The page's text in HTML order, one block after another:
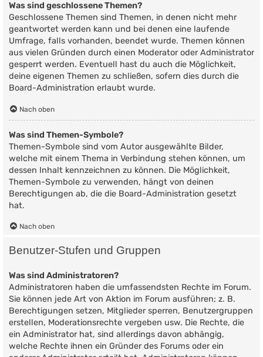
Was sind geschlossene Themen?
Geschlossene Themen sind Themen, in denen nicht mehr
geantwortet werden kann und bei denen eine laufende
Umfrage, falls vorhanden, beendet wurde. Themen können
aus vielen Gründen durch einen Moderator oder Administrator
gesperrt werden. Eventuell hast du auch die Möglichkeit,
deine eigenen Themen zu schließen, sofern dies durch die
Board-Administration erlaubt wurde.
Nach oben
Was sind Themen-Symbole?
Themen-Symbole sind vom Autor ausgewählte Bilder,
welche mit einem Thema in Verbindung stehen können, um
dessen Inhalt kennzeichnen zu können. Die Möglichkeit,
Themen-Symbole zu verwenden, hängt von deinen
Berechtigungen ab, die die Board-Administration gesetzt
hat.
Nach oben
Benutzer-Stufen und Gruppen
Was sind Administratoren?
Administratoren haben die umfassendsten Rechte im Forum.
Sie können jede Art von Aktion im Forum ausführen; z. B.
Berechtigungen setzen, Mitglieder sperren, Benutzergruppen
erstellen, Moderationsrechte vergeben usw. Die Rechte, die
ein Administrator hat, sind allerdings davon abhängig,
welche Rechte ihnen ein Gründer des Forums oder ein